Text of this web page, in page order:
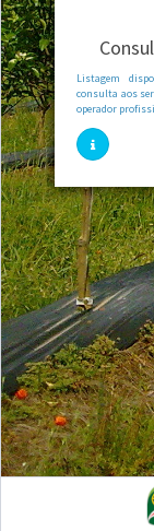
Listagem
consulta aos
operador